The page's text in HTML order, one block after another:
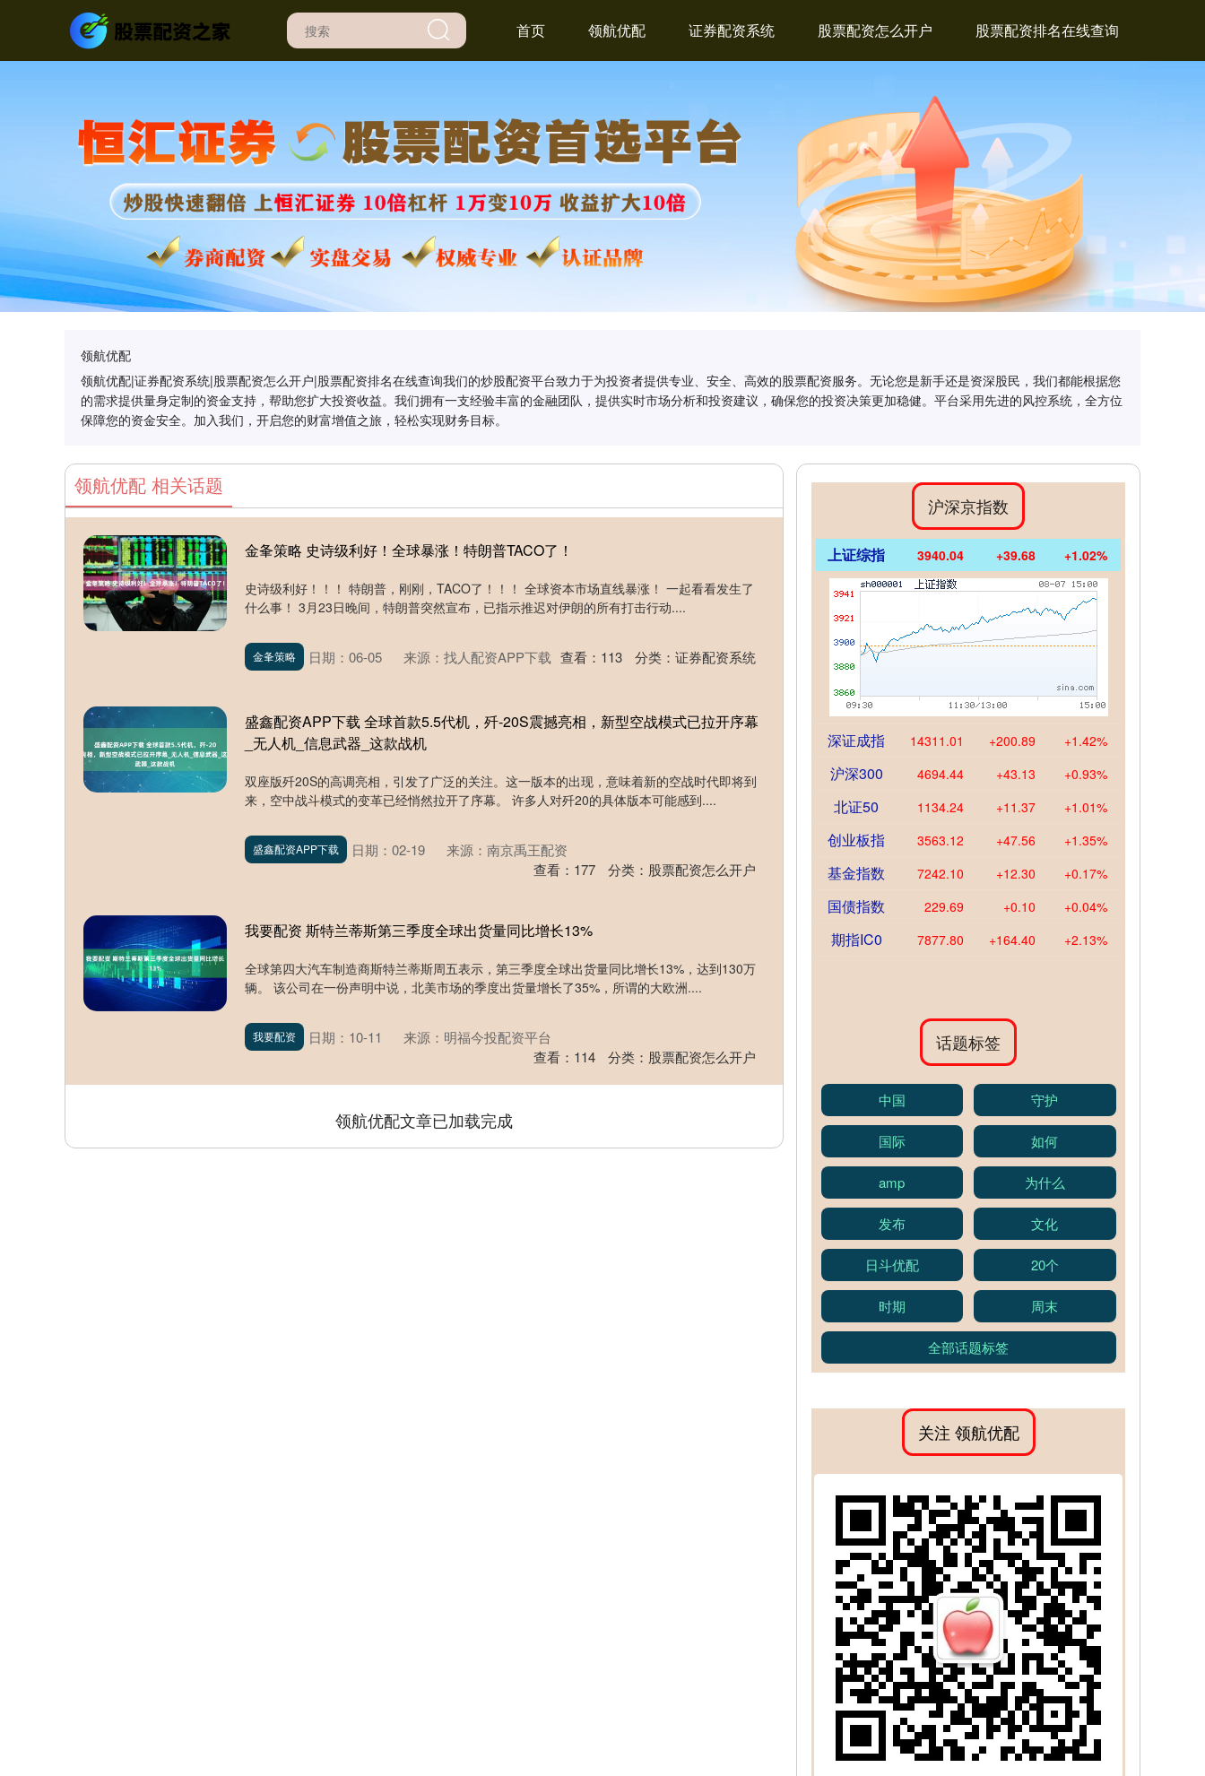
首页 领航优配 证券配资系统 股票配资怎么开户 股票配资排名在线查询
领航优配
领航优配|证券配资系统|股票配资怎么开户|股票配资排名在线查询我们的炒股配资平台致力于为投资者提供专业、安全、高效的股票配资服务。无论您是新手还是资深股民，我们都能根据您
的需求提供量身定制的资金支持，帮助您扩大投资收益。我们拥有一支经验丰富的金融团队，提供实时市场分析和投资建议，确保您的投资决策更加稳健。平台采用先进的风控系统，全方位
保障您的资金安全。加入我们，开启您的财富增值之旅，轻松实现财务目标。
领航优配 相关话题
金夆策略 史诗级利好！全球暴涨！特朗普TACO了！
史诗级利好！！！ 特朗普，刚刚，TACO了！！！ 全球资本市场直线暴涨！ 一起看看发生了
什么事！ 3月23日晚间，特朗普突然宣布，已指示推迟对伊朗的所有打击行动....
金夆策略 日期：06-05 来源：找人配资APP下载 查看： 113 分类： 证券配资系统
盛鑫配资APP下载 全球首款5.5代机，歼-20S震撼亮相，新型空战模式已拉开序幕
_无人机_信息武器_这款战机
双座版歼20S的高调亮相，引发了广泛的关注。这一版本的出现，意味着新的空战时代即将到
来，空中战斗模式的变革已经悄然拉开了序幕。 许多人对歼20的具体版本可能感到....
盛鑫配资APP下载 日期：02-19
来源：南京禹王配资
查看： 177 分类： 股票配资怎么开户
我要配资 斯特兰蒂斯第三季度全球出货量同比增长13%
全球第四大汽车制造商斯特兰蒂斯周五表示，第三季度全球出货量同比增长13%，达到130万
辆。 该公司在一份声明中说，北美市场的季度出货量增长了35%，所谓的大欧洲....
我要配资 日期：10-11
来源：明福今投配资平台
查看： 114 分类： 股票配资怎么开户
领航优配文章已加载完成
沪深京指数
上证综指 3940.04 +39.68 +1.02%
深证成指 14311.01 +200.89 +1.42%
沪深300 4694.44 +43.13 +0.93%
北证50 1134.24 +11.37 +1.01%
创业板指 3563.12 +47.56 +1.35%
基金指数 7242.10 +12.30 +0.17%
国债指数 229.69 +0.10 +0.04%
期指IC0 7877.80 +164.40 +2.13%
话题标签
中国 守护
国际 如何
amp 为什么
发布 文化
日斗优配 20个
时期 周末
全部话题标签
关注 领航优配